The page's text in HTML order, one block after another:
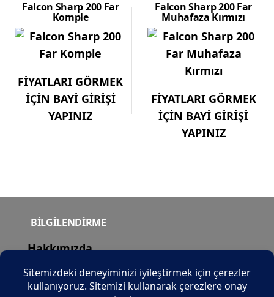
Falcon Sharp 200 Far
Komple
FİYATLARI GÖRMEK
İÇİN BAYİ GİRİŞİ
YAPINIZ
Falcon Sharp 200 Far
Muhafaza Kırmızı
FİYATLARI GÖRMEK
İÇİN BAYİ GİRİŞİ
YAPINIZ
BİLGİLENDİRME
Hakkımızda
Teslimat Şartları
Yeni Ürünler